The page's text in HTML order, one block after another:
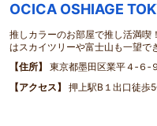
OCICA OSHIAGE
推しカラーのお部屋で推し活満喫
はスカイツリーや富士山も一望で
住所
東京都墨田区業平４‐６‐
アクセス
押上駅B１出口徒歩